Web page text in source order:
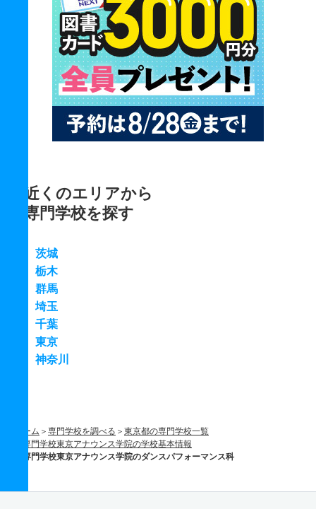
近くのエリアから
専門学校を探す
茨城
栃木
群馬
埼玉
千葉
東京
神奈川
ホーム 専門学校を調べる
東京都の専門学校一覧
専門学校東京アナウンス学院の学校基本情報
専門学校東京アナウンス学院のダンスパフォーマンス科